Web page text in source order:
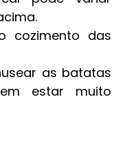
cozimento das
as batatas
estar muito